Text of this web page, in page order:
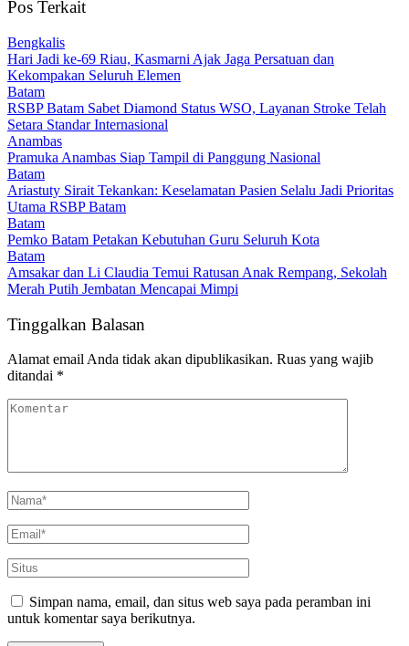
Pos Terkait
Bengkalis
Hari Jadi ke-69 Riau, Kasmarni Ajak Jaga Persatuan dan
Kekompakan Seluruh Elemen
Batam
RSBP Batam Sabet Diamond Status WSO, Layanan Stroke Telah
Setara Standar Internasional
Anambas
Pramuka Anambas Siap Tampil di Panggung Nasional
Batam
Ariastuty Sirait Tekankan: Keselamatan Pasien Selalu Jadi Prioritas
Utama RSBP Batam
Batam
Pemko Batam Petakan Kebutuhan Guru Seluruh Kota
Batam
Amsakar dan Li Claudia Temui Ratusan Anak Rempang, Sekolah
Merah Putih Jembatan Mencapai Mimpi
Tinggalkan Balasan
Alamat email Anda tidak akan dipublikasikan. Ruas yang wajib
ditandai *
Simpan nama, email, dan situs web saya pada peramban ini
untuk komentar saya berikutnya.